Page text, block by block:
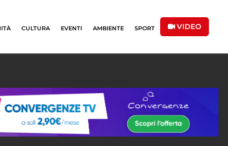
CULTURA EVENTI AMBIENTE SPORT VIDEO